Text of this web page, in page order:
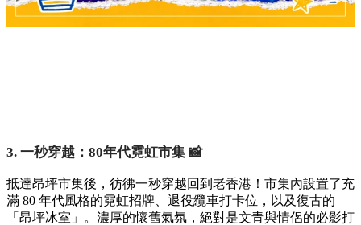
3. 一秒穿越：80年代霓虹市集 📸
抵達昂坪市集後，彷彿一秒穿越回到老香港！市集內設置了充
滿 80 年代風格的霓虹招牌、退役纜車打卡位，以及復古的
「昂坪冰室」。濃厚的懷舊氣氛，絕對是文青與情侶的必影打